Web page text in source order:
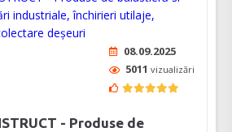
08.09.2025
5011 vizualizări
- Produse de